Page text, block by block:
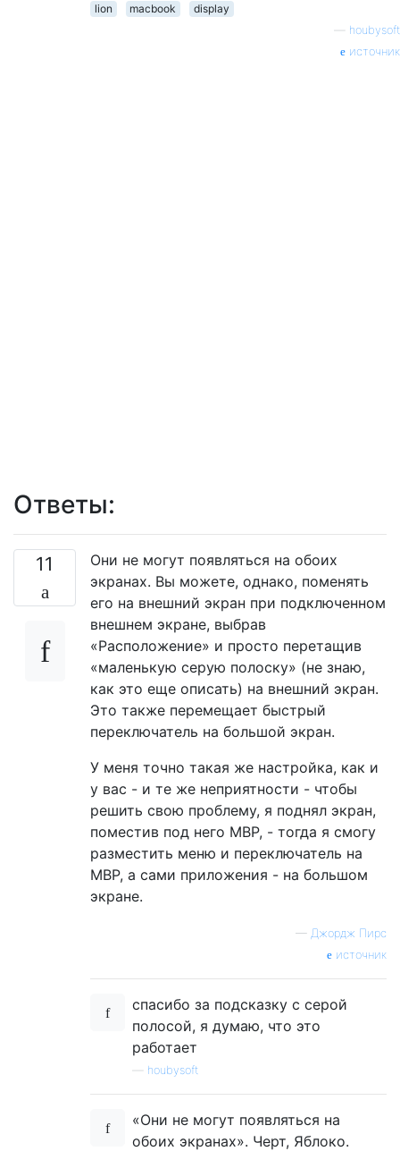
lion macbook
display
houbysoft
источник
Ответы:
11
Они не могут появляться на обоих
экранах. Вы можете, однако, поменять
его на внешний экран при подключенном
внешнем экране, выбрав
«Расположение» и просто перетащив
«маленькую серую полоску» (не знаю,
как это еще описать) на внешний экран.
Это также перемещает быстрый
переключатель на большой экран.
У меня точно такая же настройка, как и
у вас - и те же неприятности - чтобы
решить свою проблему, я поднял экран,
поместив под него MBP, - тогда я смогу
разместить меню и переключатель на
MBP, а сами приложения - на большом
экране.
— Джордж Пирс
источник
спасибо за подсказку с серой
полосой, я думаю, что это
работает
houbysoft
«Они не могут появляться на
обоих экранах». Черт, Яблоко.